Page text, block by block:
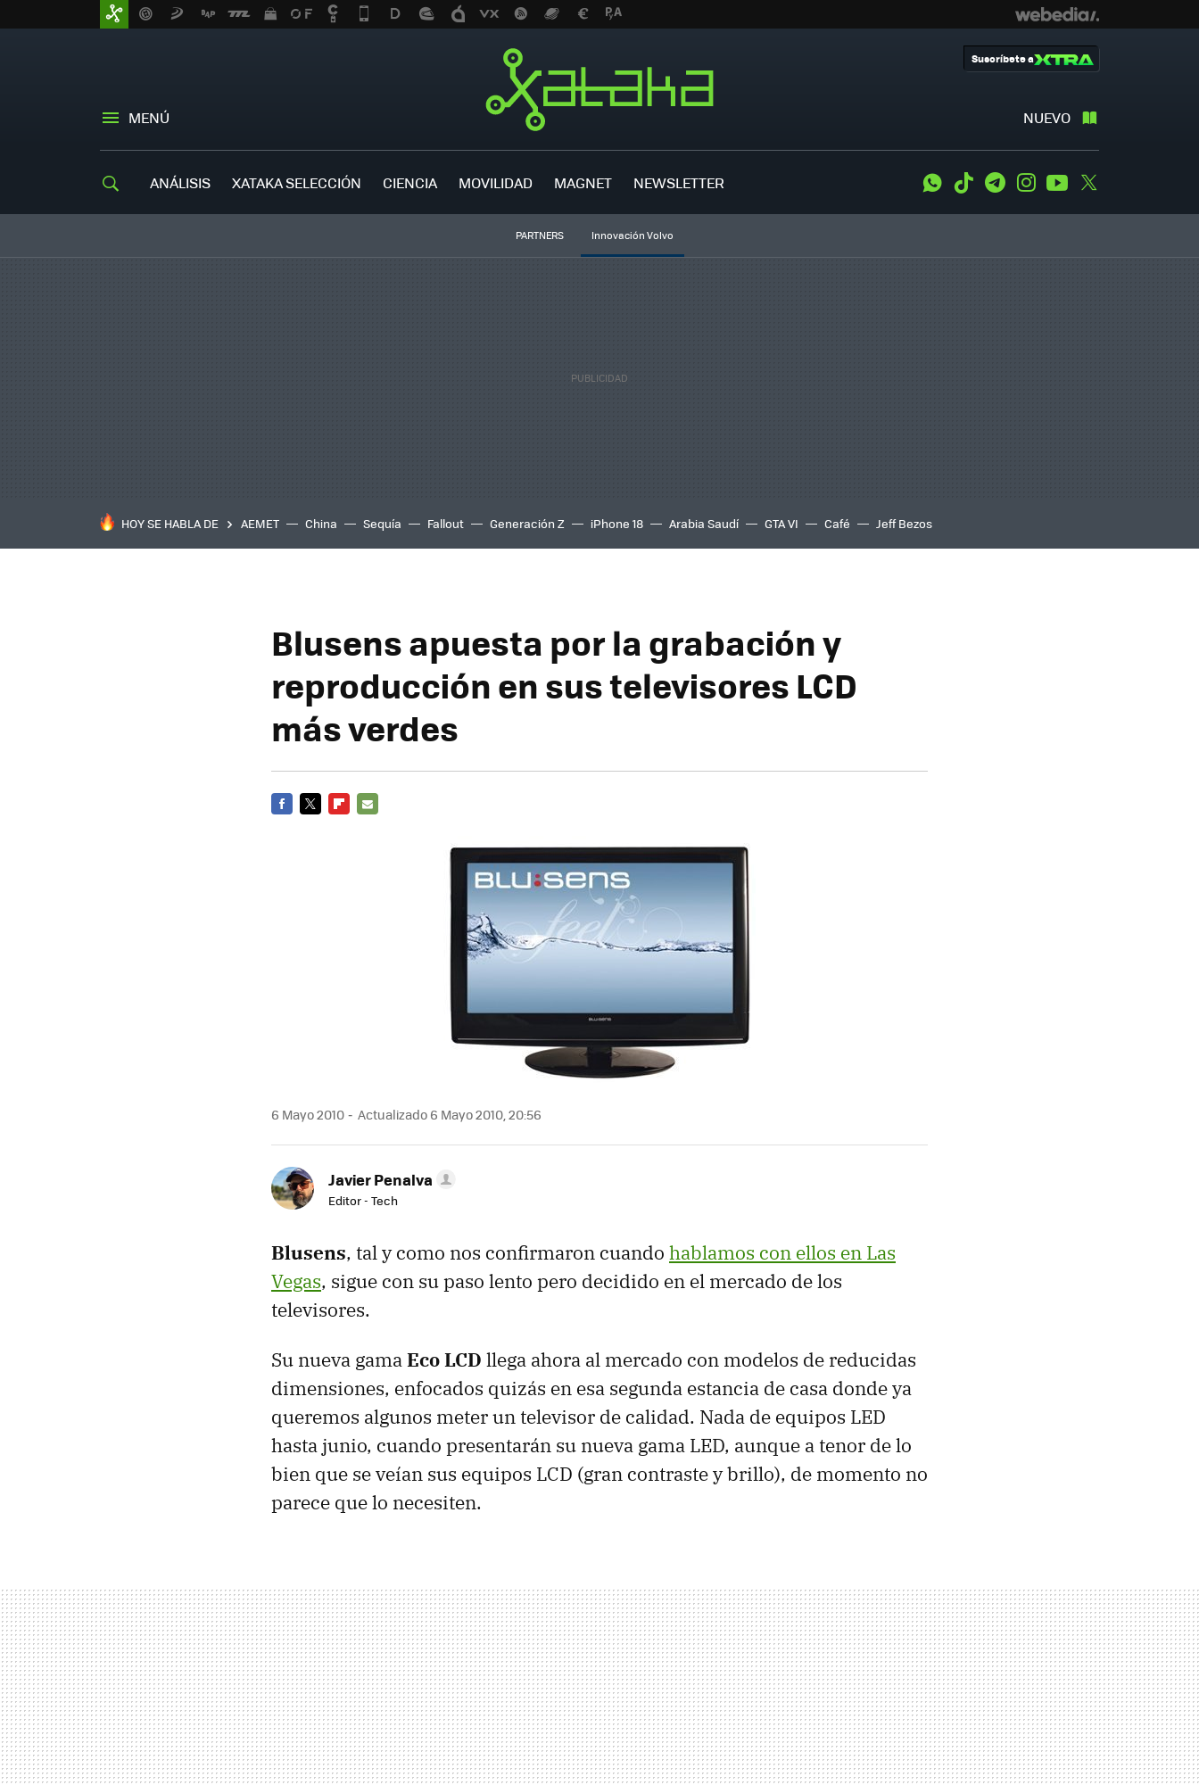
MENÚ NUEVO
Suscríbete a
ANÁLISIS XATAKA SELECCIÓN CIENCIA MOVILIDAD MAGNET NEWSLETTER WhatsApp
Tiktok TelegramInstagramYoutube
PARTNERS Innovación Volvo
HOY SE HABLA DE AEMET China Sequía Fallout Generación Z iPhone 18 Arabia Saudí GTA VI Café Jeff Bezos
Blusens apuesta por la grabación y
reproducción en sus televisores LCD
más verdes
6 Mayo 2010 Actualizado 6 Mayo 2010, 20:56
Javier Penalva
Editor - Tech
Blusens, tal y como nos confirmaron cuando hablamos con ellos en Las
Vegas, sigue con su paso lento pero decidido en el mercado de los
televisores.
Su nueva gamaEco LCD llega ahora al mercado con modelos de reducidas
dimensiones, enfocados quizás en esa segunda estancia de casa donde ya
queremos algunos meter un televisor de calidad. Nada de equipos LED
hasta junio, cuando presentarán su nueva gama LED, aunque a tenor de lo
bien que se veían sus equipos LCD (gran contraste y brillo), de momento no
parece que lo necesiten.